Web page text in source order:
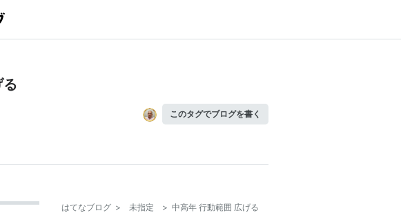
る
このタグでブログを書く
はてなブログ > 未指定 > 中高年 行動範囲 広げる